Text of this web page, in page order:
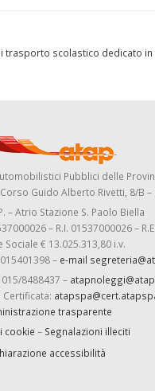
trasporto scolastico dedicato
Pubblici delle
Guido Alberto Rivetti, 8/B –
– Atrio Stazione S. Paolo Biella
– R.I. 01537000026 –
Sociale € 13.025.313,80 i.v.
– e-mail
8488437 –
Certificata:
trasparente
cookie – Segnalazioni illeciti
accessibilità